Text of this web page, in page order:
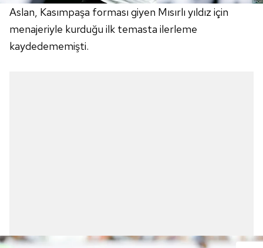
Aslan, Kasımpaşa forması giyen Mısırlı yıldız için
menajeriyle kurduğu ilk temasta ilerleme
kaydedememişti.